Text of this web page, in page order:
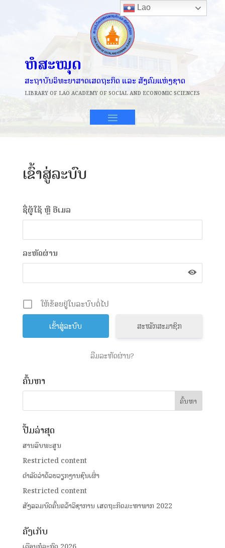
ຫໍສະໝຸດ
ສະຖາບັນວິທະຍາສາດເສດຖະກິດ ແລະ ສັງຄົມແຫ່ງຊາດ
LIBRARY OF LAO ACADEMY OF SOCIAL AND ECONOMIC SCIENCES
ເຂົ້າສູ່ລະບົບ
ຊື່ຜູ້ໃຊ້ ຫຼື ອີເມລ
ລະຫັດຜ່ານ
ໃຫ້ຂ້ອຍຢູ່ໃນລະບົບຕໍ່ໄປ
ສະໝັກສະມາຊິກ
ລືມລະຫັດຜ່ານ?
ຄົ້ນຫາ
ປື້ມລ່າສຸດ
ສານລຶບພະສູນ
Restricted content
ດໍາລັດວ່າດ້ວຍວຽກງານຊົນເຜົ່າ
Restricted content
ສັງລວມບົດຄົ້ນຄວ້າວິຊາການ ເສດຖະກິດມະຫາພາກ 2022
ຄັງເກັບ
Lao